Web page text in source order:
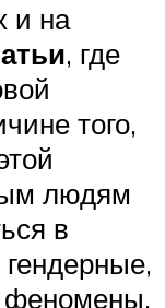
и на
, где
того,
людям
в
феномены.